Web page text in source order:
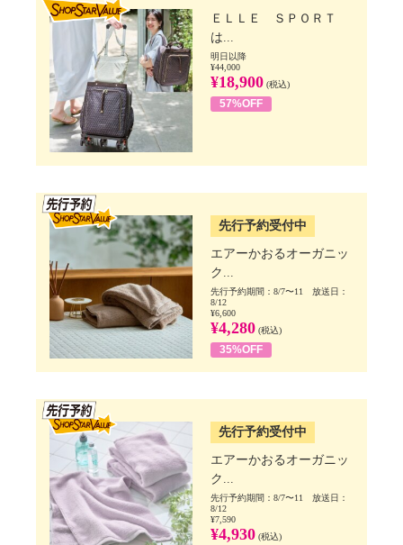
ＥＬＬＥ ＳＰＯＲＴ
は...
明日以降
¥44,000
¥18,900 (税込)
57%OFF
先行予約受付中
エアーかおるオーガニッ
ク...
先行予約期間：8/7〜11 放送日：
8/12
¥6,600
¥4,280 (税込)
35%OFF
先行予約受付中
エアーかおるオーガニッ
ク...
先行予約期間：8/7〜11 放送日：
8/12
¥7,590
¥4,930 (税込)